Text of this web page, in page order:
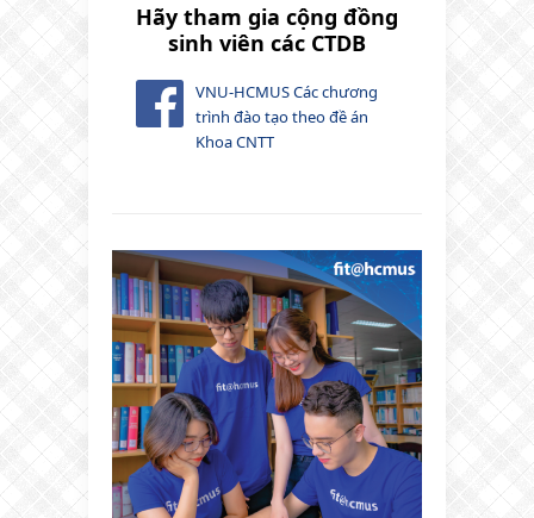
Hãy tham gia cộng đồng
sinh viên các CTDB
VNU-HCMUS Các chương
trình đào tạo theo đề án
Khoa CNTT